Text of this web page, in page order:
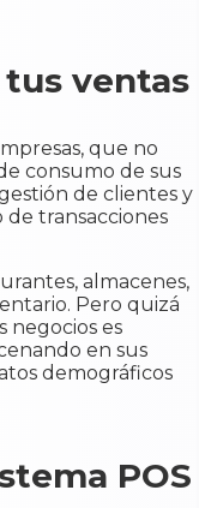
ventas
que no
consumo de sus
de clientes y
transacciones
almacenes,
Pero quizá
negocios es
en sus
demográficos
POS